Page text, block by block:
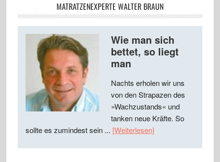
MATRATZENEXPERTE WALTER BRAUN
Wie man sich
bettet, so liegt
man
Nachts erholen wir uns
von den Strapazen des
»Wachzustands« und
tanken neue Kräfte. So
sollte es zumindest sein ... [Weiterlesen]